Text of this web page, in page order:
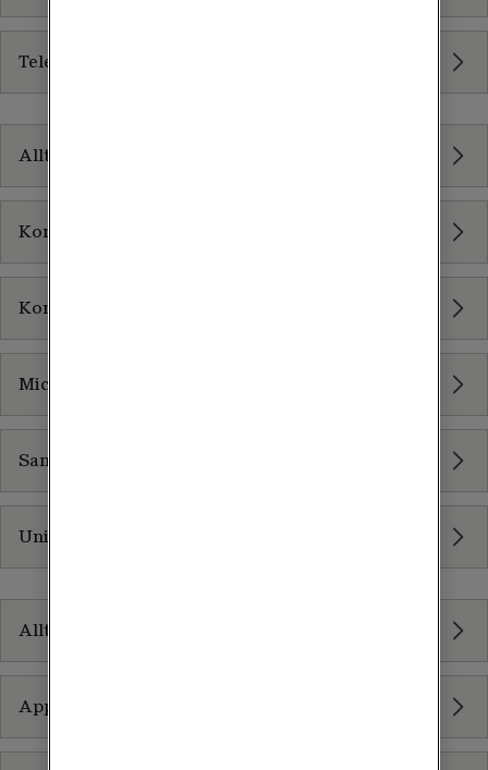
Tele2 Mitel Contact Center MiCCE
Allt inom Digitala möten
Kommunikation som tjänst
Konsulttjänster
Microsoft Teams
Samverkanstjänster
Unified Communication
Allt inom It-säkerhet
Apple Auto Enrollment